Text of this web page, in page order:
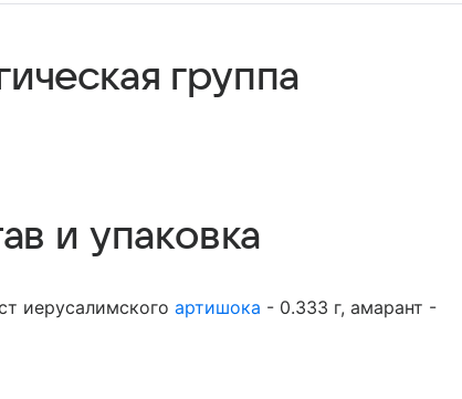
группа
и упаковка
иерусалимского артишока - 0.333 г, амарант -